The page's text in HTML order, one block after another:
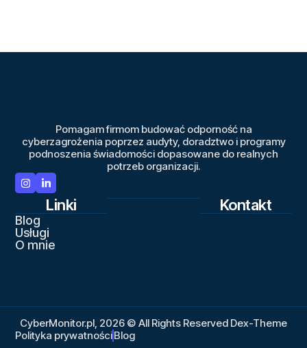
Pomagam firmom budować odporność na
cyberzagrożenia poprzez audyty, doradztwo i programy
podnoszenia świadomości dopasowane do realnych
potrzeb organizacji.
Linki
Blog
Usługi
O mnie
Kontakt
CyberMonitor.pl, 2026 © All Rights Reserved Dex-Theme
Polityka prywatnościBlog